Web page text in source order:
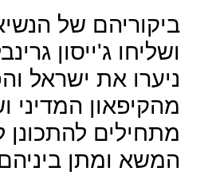
ביקוריהם של
ושליחו ג'ייסון
ניערו את ישראל
מהקיפאון המדיני
מתחילים להתכונן
המשא ומתן